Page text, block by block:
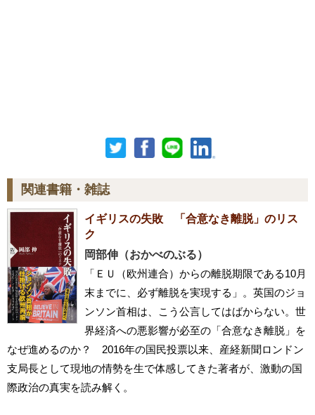
関連書籍・雑誌
イギリスの失敗 「合意なき離脱」のリス
ク
岡部伸（おかべのぶる）
「ＥＵ（欧州連合）からの離脱期限である10月
末までに、必ず離脱を実現する」。英国のジョ
ンソン首相は、こう公言してはばからない。世
界経済への悪影響が必至の「合意なき離脱」を
なぜ進めるのか？ 2016年の国民投票以来、産経新聞ロンドン
支局長として現地の情勢を生で体感してきた著者が、激動の国
際政治の真実を読み解く。